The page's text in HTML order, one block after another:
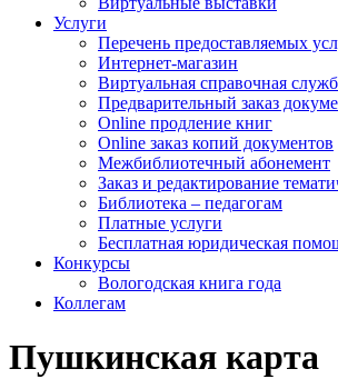
Услуги
Перечень предоставляемых
Интернет-магазин
Виртуальная справочная
Предварительный заказ
Online продление книг
Online заказ копий документов
Межбиблиотечный абонемент
Заказ и редактирование
Библиотека – педагогам
Платные услуги
Бесплатная юридическая
Конкурсы
Вологодская книга года
Коллегам
Пушкинская карта